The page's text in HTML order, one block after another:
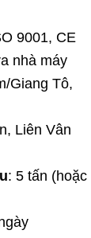
9001, CE
nhà máy
Giang Tô,
Liên Vân
: 5 tấn (hoặc